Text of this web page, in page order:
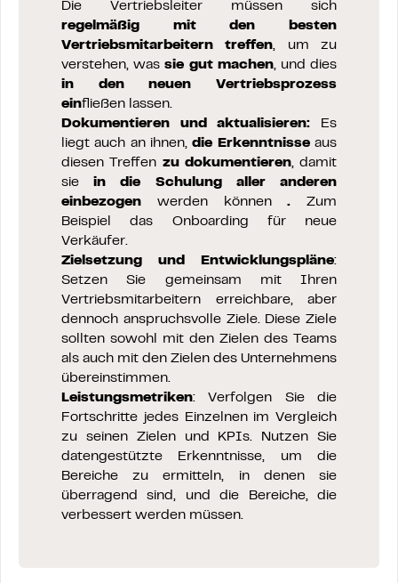
Die Vertriebsleiter müssen sich
regelmäßig mit den besten
Vertriebsmitarbeitern treffen, um zu
verstehen, wassie gut machen, und dies
in den neuen Vertriebsprozess
einfließen lassen.
Dokumentieren und aktualisieren: Es
liegt auch an ihnen,die Erkenntnisseaus
diesen Treffen zu dokumentieren, damit
siein die Schulung aller anderen
einbezogen werden können. Zum
Beispiel das Onboarding für neue
Verkäufer.
Zielsetzung und Entwicklungspläne:
Setzen Sie gemeinsam mit Ihren
Vertriebsmitarbeitern erreichbare, aber
dennoch anspruchsvolle Ziele. Diese Ziele
sollten sowohl mit den Zielen des Teams
als auch mit den Zielen des Unternehmens
übereinstimmen.
Leistungsmetriken: Verfolgen Sie die
Fortschritte jedes Einzelnen im Vergleich
zu seinen Zielen und KPIs. Nutzen Sie
datengestützte Erkenntnisse, um die
Bereiche zu ermitteln, in denen sie
überragend sind, und die Bereiche, die
verbessert werden müssen.